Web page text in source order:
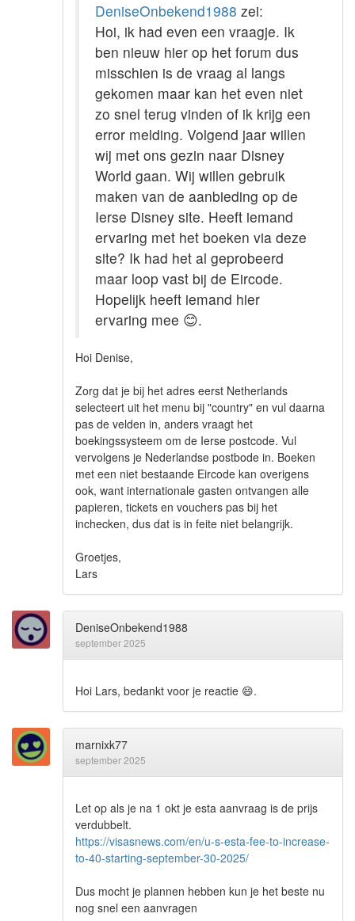
DeniseOnbekend1988 zei:
Hoi, ik had even een vraagje. Ik
ben nieuw hier op het forum dus
misschien is de vraag al langs
gekomen maar kan het even niet
zo snel terug vinden of ik krijg een
error melding. Volgend jaar willen
wij met ons gezin naar Disney
World gaan. Wij willen gebruik
maken van de aanbieding op de
Ierse Disney site. Heeft iemand
ervaring met het boeken via deze
site? Ik had het al geprobeerd
maar loop vast bij de Eircode.
Hopelijk heeft iemand hier
ervaring mee 😊.
Hoi Denise,
Zorg dat je bij het adres eerst Netherlands
selecteert uit het menu bij "country" en vul daarna
pas de velden in, anders vraagt het
boekingssysteem om de Ierse postcode. Vul
vervolgens je Nederlandse postbode in. Boeken
met een niet bestaande Eircode kan overigens
ook, want internationale gasten ontvangen alle
papieren, tickets en vouchers pas bij het
inchecken, dus dat is in feite niet belangrijk.
Groetjes,
Lars
DeniseOnbekend1988
september 2025
Hoi Lars, bedankt voor je reactie 😄.
marnixk77
september 2025
Let op als je na 1 okt je esta aanvraag is de prijs
verdubbelt.
https://visasnews.com/en/u-s-esta-fee-to-increase-
to-40-starting-september-30-2025/
Dus mocht je plannen hebben kun je het beste nu
nog snel een aanvragen